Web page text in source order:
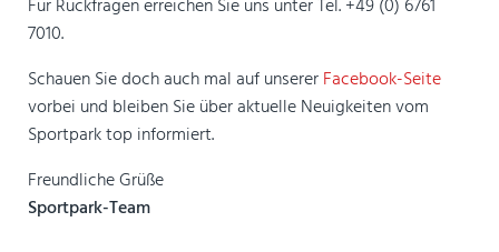
Für Rückfragen erreichen Sie uns unter Tel. +49 (0) 6761
7010.
Schauen Sie doch auch mal auf unsererFacebook-Seite
vorbei und bleiben Sie über aktuelle Neuigkeiten vom
Sportpark top informiert.
Freundliche Grüße
Sportpark-Team